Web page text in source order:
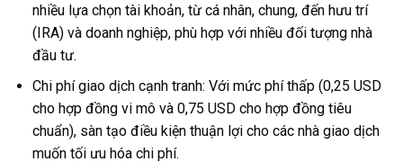
nhiều lựa chọn tài khoản, từ cá nhân, chung, đến hưu trí
(IRA) và doanh nghiệp, phù hợp với nhiều đối tượng nhà
đầu tư.
Chi phí giao dịch cạnh tranh: Với mức phí thấp (0,25 USD
cho hợp đồng vi mô và 0,75 USD cho hợp đồng tiêu
chuẩn), sàn tạo điều kiện thuận lợi cho các nhà giao dịch
muốn tối ưu hóa chi phí.